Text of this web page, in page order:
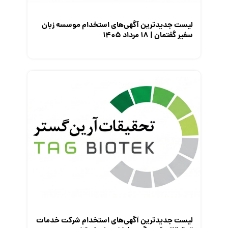
لیست جدیدترین آگهی‌های استخدام موسسه زبان
سفیر گفتمان | ۱۸ مرداد ۱۴۰۵
لیست جدیدترین آگهی‌های استخدام شرکت خدمات